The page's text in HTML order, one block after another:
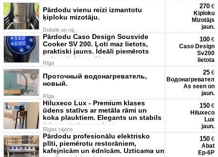
Pārdodu vienu reizi izmantotu
ķiploku mizotāju.
Dobele un raj.
270 €
Ķiploku
Mizotājs
jaun.
Pārdodu Caso Design Sousvide
Cooker SV 200. Ļoti maz lietots,
praktiski jauns. Ideāli piemērots
gaļas, zivju un dārze
Rīga
100 €
Caso Design
Sv200
lietota
Проточный водонагреватель,
новый.
Rīga
25 €
Водонагревател
As seen on
jaun.
Hiluxeco Lux - Premium klases
ūdens statīvs ar metāla rāmi un
koka plauktiem. Elegants un stabils
ūdens statīvs modern
Rīgas rajons
150 €
Hiluxeco
Lux
jaun.
Pārdodu profesionālu elektrisko
plīti, piemērotu restorāniem,
kafejnīcām un ēdnīcām. Uzticama un
150 €
Abat
Ep-6P